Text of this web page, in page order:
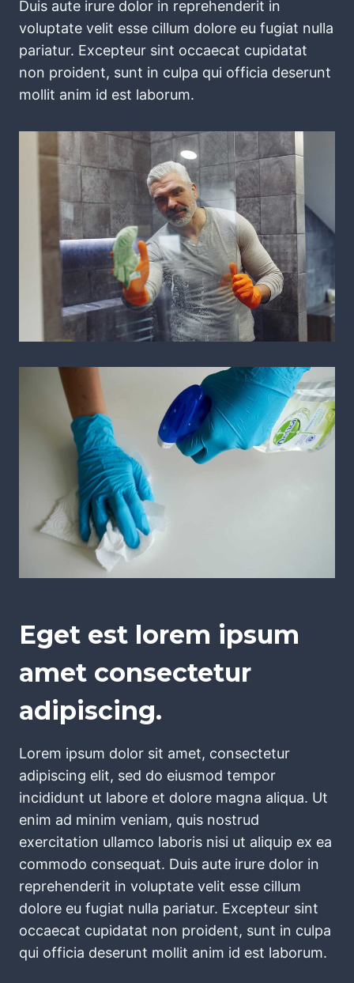
Duis aute irure dolor in reprehenderit in
voluptate velit esse cillum dolore eu fugiat nulla
pariatur. Excepteur sint occaecat cupidatat
non proident, sunt in culpa qui officia deserunt
mollit anim id est laborum.
Eget est lorem ipsum
amet consectetur
adipiscing.
Lorem ipsum dolor sit amet, consectetur
adipiscing elit, sed do eiusmod tempor
incididunt ut labore et dolore magna aliqua. Ut
enim ad minim veniam, quis nostrud
exercitation ullamco laboris nisi ut aliquip ex ea
commodo consequat. Duis aute irure dolor in
reprehenderit in voluptate velit esse cillum
dolore eu fugiat nulla pariatur. Excepteur sint
occaecat cupidatat non proident, sunt in culpa
qui officia deserunt mollit anim id est laborum.